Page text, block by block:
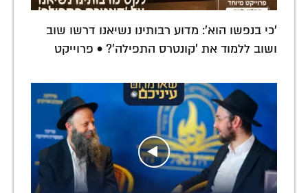
'כי בנפשו הוא': מדוע רבותינו נשיאנו דרשו שוב
ושוב ללמוד את 'קונטרס התפילה'? • פרוייקט